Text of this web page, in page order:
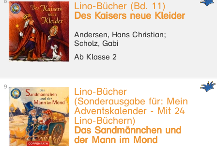
Lino-Bücher (Bd. 11)
Des Kaisers neue Kleider
Andersen, Hans Christian;
Scholz, Gabi
Ab Klasse 2
Lino-Bücher
(Sonderausgabe für: Mein
Adventskalender - Mit 24
Lino-Büchern)
Das Sandmännchen und
der Mann im Mond